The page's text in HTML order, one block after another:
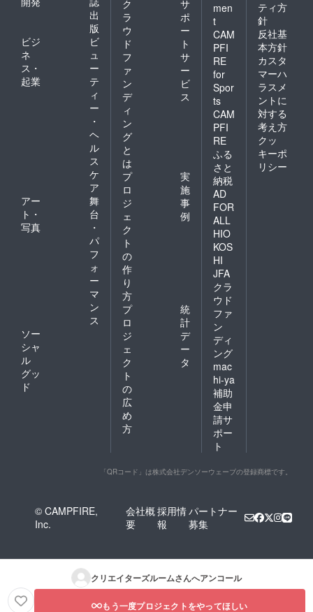
出
版
ビジ
ネ
ス・
起業
ビ
ュ
ー
テ
ィ
ー
・
ヘ
ル
ス
ケ
ア
アー
ト・
写真
舞
台
・
パ
フ
ォ
ー
マ
ン
ス
ソー
シャ
ル
グッ
ド
ク
ラ
ウ
ド
フ
ァ
ン
デ
ィ
ン
グ
と
は
サ
ポ
ー
ト
サ
ー
ビ
ス
プ
ロ
ジ
ェ
ク
ト
の
作
り
方
実
施
事
例
プ
ロ
ジ
ェ
ク
ト
の
広
め
方
統
計
デ
ー
タ
men
t
CAM
PFI
RE
for
Spor
ts
CAM
PFI
RE
ふる
さと
納税
AD
FOR
ALL
HIO
KOS
HI
JFA
クラ
ウド
ファ
ン
ディ
ング
mac
hi-ya
補助
金申
請サ
ポー
ト
ティ方
針
反社基
本方針
カスタ
マーハ
ラスメ
ントに
対する
考え方
クッ
キーポ
リシー
「QRコード」は株式会社デンソーウェーブの登録商標です。
© CAMPFIRE,
Inc.
会社概
要
採用情
報
パートナー
募集
クリエイターズルームさんへアンコール
もう一度プロジェクトをやってほしい